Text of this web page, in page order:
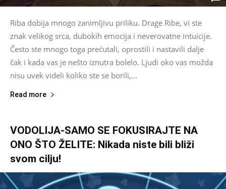
Riba dobija mnogo zanimljivu priliku. Drage Ribe, vi ste
znak velikog srca, dubokih emocija i neverovatne intuicije.
Često ste mnogo toga prećutali, oprostili i nastavili dalje
čak i kada vas je nešto iznutra bolelo. Ljudi oko vas možda
nisu uvek videli koliko ste se borili,...
Read more
VODOLIJA-SAMO SE FOKUSIRAJTE NA
ONO ŠTO ŽELITE: Nikada niste bili bliži
svom cilju!